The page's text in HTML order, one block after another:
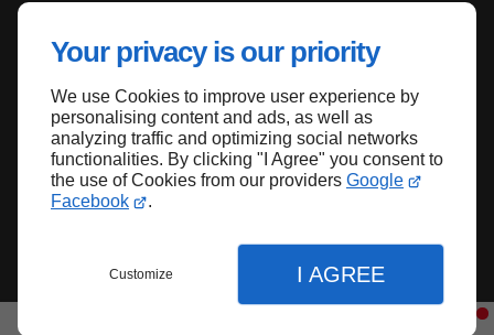
Your privacy is our priority
We use Cookies to improve user experience by
personalising content and ads, as well as
analyzing traffic and optimizing social networks
functionalities. By clicking "I Agree" you consent to
the use of Cookies from our providers Google
Facebook
.
Customize I AGREE
Haut de page